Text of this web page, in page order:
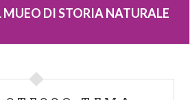
DI STORIA NATURALE